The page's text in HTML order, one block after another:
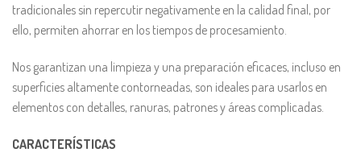
tradicionales sin repercutir negativamente en la calidad final, por
ello, permiten ahorrar en los tiempos de procesamiento.
Nos garantizan una limpieza y una preparación eficaces, incluso en
superficies altamente contorneadas, son ideales para usarlos en
elementos con detalles, ranuras, patrones y áreas complicadas.
CARACTERÍSTICAS